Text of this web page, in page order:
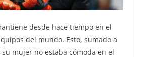
desde hace tiempo en el
del mundo. Esto, sumado a
mujer no estaba cómoda en el